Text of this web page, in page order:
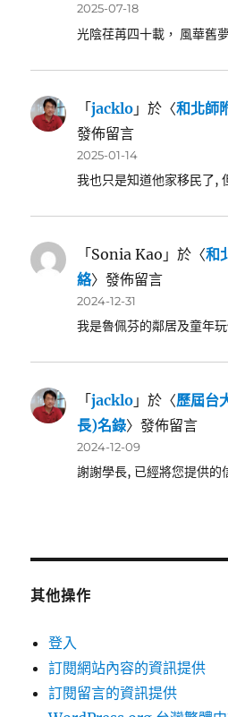
2025-07-18
光陰荏苒四十載， 風華舊
「jacklo 」於〈和北師
發佈留言
2025-01-14
我也只是知道他家移民了,
「Sonia Kao 」於〈和
絡〉發佈留言
2024-12-31
我是魯佩芬的鄰居及童年
「jacklo 」於〈歷屆台
長)名錄〉發佈留言
2024-12-09
謝謝學長, 已經將您提供的
其他操作
登入
訂閱網站內容的資訊提供
訂閱留言的資訊提供